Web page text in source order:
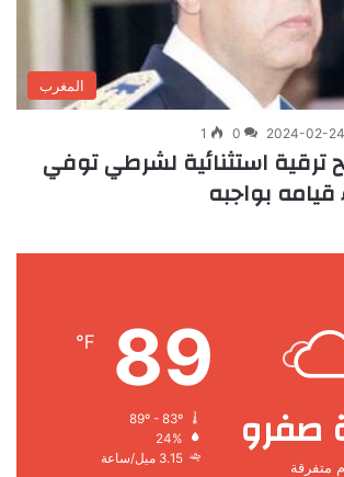
المغرب
2024-02-24
0
1
ترقية استثنائية لشرطي توفي
بواجبه
صفرو
متفرقة
89
℉
24%
3.15 ميل/ساعة